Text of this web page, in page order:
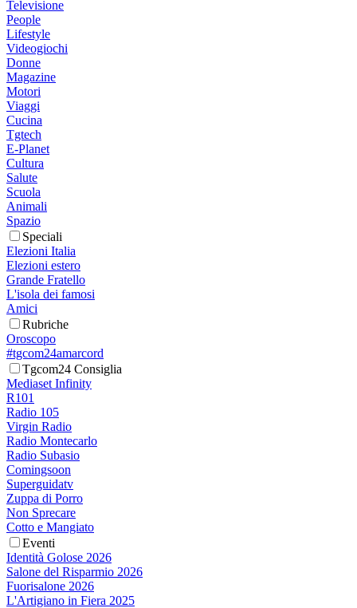
Televisione
People
Lifestyle
Videogiochi
Donne
Magazine
Motori
Viaggi
Cucina
Tgtech
E-Planet
Cultura
Salute
Scuola
Animali
Spazio
Speciali
Elezioni Italia
Elezioni estero
Grande Fratello
L'isola dei famosi
Amici
Rubriche
Oroscopo
#tgcom24amarcord
Tgcom24 Consiglia
Mediaset Infinity
R101
Radio 105
Virgin Radio
Radio Montecarlo
Radio Subasio
Comingsoon
Superguidatv
Zuppa di Porro
Non Sprecare
Cotto e Mangiato
Eventi
Identità Golose 2026
Salone del Risparmio 2026
Fuorisalone 2026
L'Artigiano in Fiera 2025